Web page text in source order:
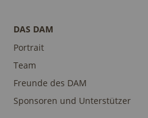
DAS DAM
Portrait
Team
Freunde des DAM
Sponsoren und Unterstützer